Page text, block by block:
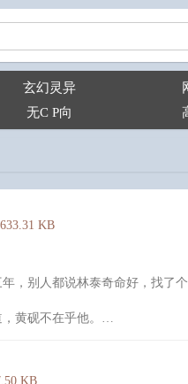
玄幻灵异
无C P向
633.31 KB
，别人都说林泰奇命好，找了个
黄砚不在乎他。
过你。”
KB